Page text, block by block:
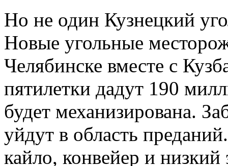
Но не один Кузнецкий
Новые угольные
Челябинске вместе с
пятилетки дадут 190
будет механизирована.
уйдут в область
кайло, конвейер и низкий